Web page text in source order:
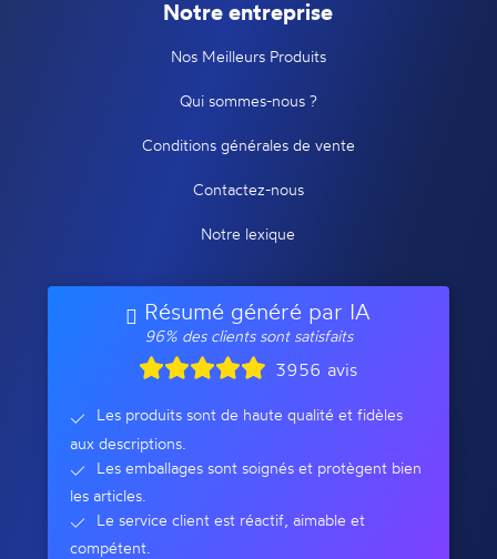
Notre entreprise
Nos Meilleurs Produits
Qui sommes-nous ?
Conditions générales de vente
Contactez-nous
Notre lexique
Résumé généré par IA
96% des clients sont satisfaits
3956 avis
Les produits sont de haute qualité et fidèles
aux descriptions.
Les emballages sont soignés et protègent bien
les articles.
Le service client est réactif, aimable et
compétent.